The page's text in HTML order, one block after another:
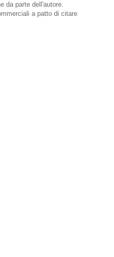
da parte dell'autore.
a patto di citare